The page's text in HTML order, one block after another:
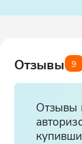
Отзывы 9
Отзывы